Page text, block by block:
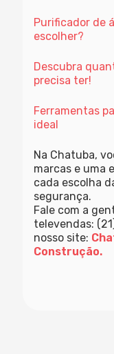
Purificador de
escolher?
Descubra
precisa ter!
Ferramentas
ideal
Na Chatuba,
marcas e uma
cada escolha
segurança.
Fale com a
televendas:
nosso site:
Construção.